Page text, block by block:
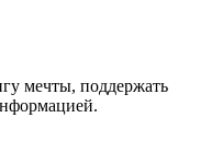
мечты, поддержать